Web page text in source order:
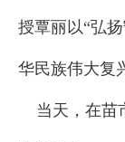
授覃丽以“弘
华民族伟大复
当天，在苗